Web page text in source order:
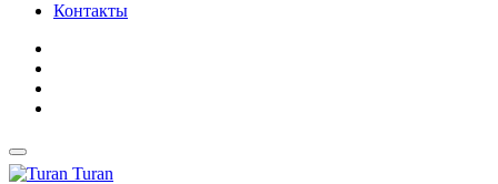
Контакты
Turan